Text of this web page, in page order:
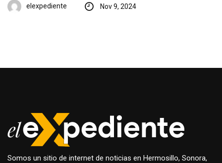
elexpediente Nov 9, 2024
Somos un sitio de internet de noticias en Hermosillo, Sonora,